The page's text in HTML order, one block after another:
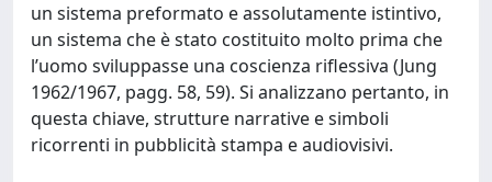
un sistema preformato e assolutamente istintivo,
un sistema che è stato costituito molto prima che
l’uomo sviluppasse una coscienza riflessiva (Jung
1962/1967, pagg. 58, 59). Si analizzano pertanto, in
questa chiave, strutture narrative e simboli
ricorrenti in pubblicità stampa e audiovisivi.